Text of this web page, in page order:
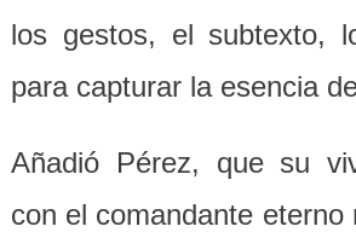
los gestos, el subtexto,
para capturar la esencia
Añadió Pérez, que su
con el comandante eterno